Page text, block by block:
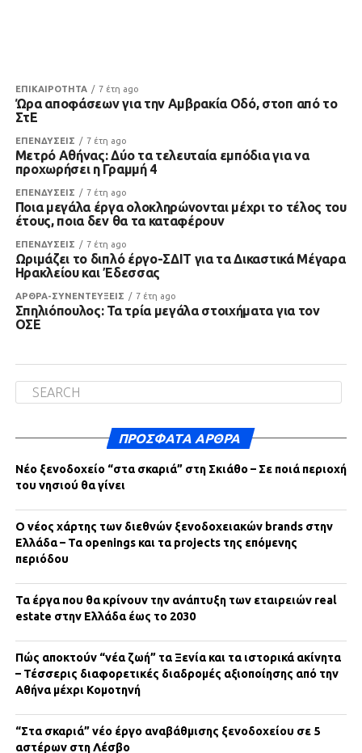
ΕΠΙΚΑΙΡΟΤΗΤΑ 7 έτη ago
Ώρα αποφάσεων για την Αμβρακία Οδό, στοπ από το
ΣτΕ
ΕΠΕΝΔΥΣΕΙΣ 7 έτη ago
Μετρό Αθήνας: Δύο τα τελευταία εμπόδια για να
προχωρήσει η Γραμμή 4
ΕΠΕΝΔΥΣΕΙΣ 7 έτη ago
Ποια μεγάλα έργα ολοκληρώνονται μέχρι το τέλος του
έτους, ποια δεν θα τα καταφέρουν
ΕΠΕΝΔΥΣΕΙΣ 7 έτη ago
Ωριμάζει το διπλό έργο-ΣΔΙΤ για τα Δικαστικά Μέγαρα
Ηρακλείου και Έδεσσας
ΑΡΘΡΑ-ΣΥΝΕΝΤΕΥΞΕΙΣ 7 έτη ago
Σπηλιόπουλος: Τα τρία μεγάλα στοιχήματα για τον
ΟΣΕ
ΠΡΌΣΦΑΤΑ ΆΡΘΡΑ
Νέο ξενοδοχείο “στα σκαριά” στη Σκιάθο – Σε ποιά περιοχή
του νησιού θα γίνει
Ο νέος χάρτης των διεθνών ξενοδοχειακών brands στην
Ελλάδα – Τα openings και τα projects της επόμενης
περιόδου
Τα έργα που θα κρίνουν την ανάπτυξη των εταιρειών real
estate στην Ελλάδα έως το 2030
Πώς αποκτούν “νέα ζωή” τα Ξενία και τα ιστορικά ακίνητα
– Τέσσερις διαφορετικές διαδρομές αξιοποίησης από την
Αθήνα μέχρι Κομοτηνή
“Στα σκαριά” νέο έργο αναβάθμισης ξενοδοχείου σε 5
αστέρων στη Λέσβο